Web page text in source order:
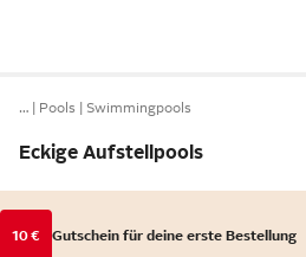
… Pools Swimmingpools
Eckige Aufstellpools
10 € Gutschein für deine erste Bestellung